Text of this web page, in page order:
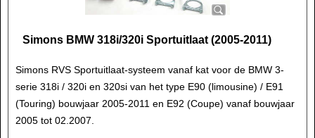
Simons BMW 318i/320i Sportuitlaat (2005-2011)
Simons RVS Sportuitlaat-systeem vanaf kat voor de BMW 3-
serie 318i / 320i en 320si van het type E90 (limousine) / E91
(Touring) bouwjaar 2005-2011 en E92 (Coupe) vanaf bouwjaar
2005 tot 02.2007.